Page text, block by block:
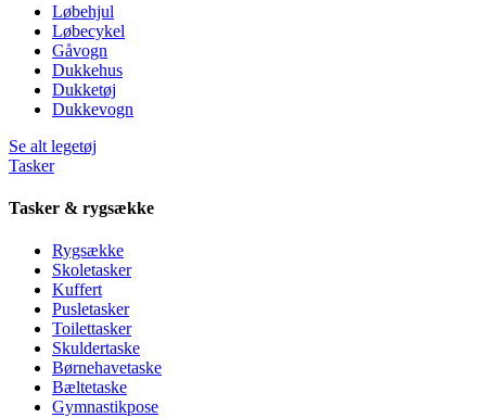
Løbehjul
Løbecykel
Gåvogn
Dukkehus
Dukketøj
Dukkevogn
Se alt legetøj
Tasker
Tasker & rygsække
Rygsække
Skoletasker
Kuffert
Pusletasker
Toilettasker
Skuldertaske
Børnehavetaske
Bæltetaske
Gymnastikpose